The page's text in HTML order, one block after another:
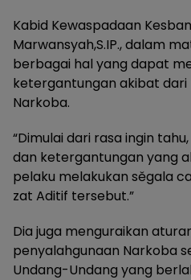
Kabid Kewaspadaan
Marwansyah,S.IP., dalam
berbagai hal yang dapat
ketergantungan akibat dari
Narkoba.
“Dimulai dari rasa ingin
dan ketergantungan yang
pelaku melakukan sěgala
zat Aditif tersebut.”
Dia juga menguraikan
penyalahgunaan Narkoba
Undang-Undang yang